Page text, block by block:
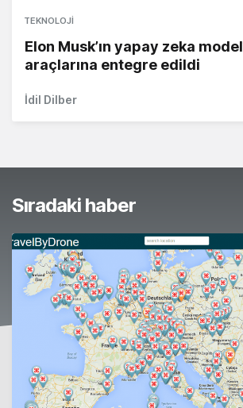
TEKNOLOJI
Elon Musk’ın yapay zeka
araçlarına entegre edildi
İdil Dilber
Sıradaki haber